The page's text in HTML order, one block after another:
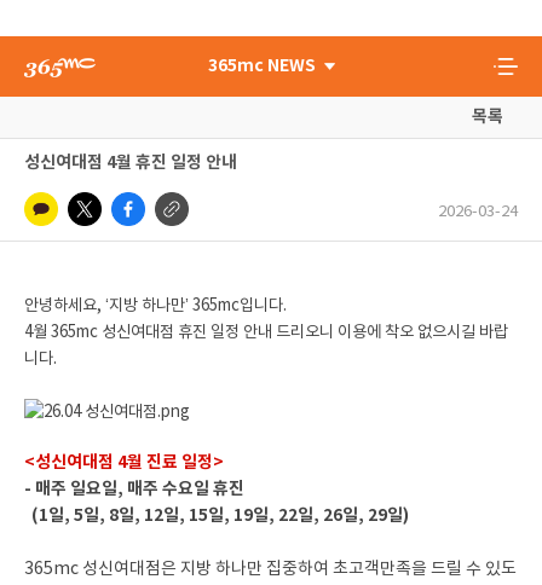
365mc NEWS
목록
성신여대점 4월 휴진 일정 안내
2026-03-24
안녕하세요, ‘지방 하나만’ 365mc입니다.
4월 365mc 성신여대점 휴진 일정 안내 드리오니 이용에 착오 없으시길 바랍
니다.
<성신여대점 4월 진료 일정>
- 매주 일요일, 매주 수요일 휴진
(1일, 5일, 8일, 12일, 15일, 19일, 22일, 26일, 29일)
365mc 성신여대점은 지방 하나만 집중하여 초고객만족을 드릴 수 있도